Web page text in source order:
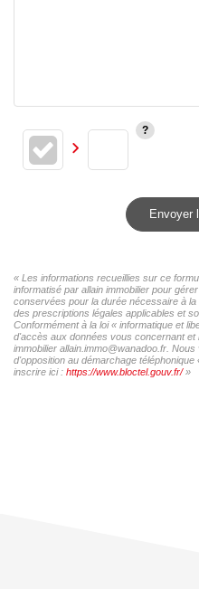
Envoyer
« Les informations recueillies sur ce
informatisé par allain immobilier pour
conservées pour la durée nécessaire à
des prescriptions légales applicables et
Conformément à la loi « informatique et
d'accès aux données vous concernant et
immobilier allain.immo@wanadoo.fr.
d'opposition au démarchage
inscrire ici : https://www.bloctel.gouv.fr/»